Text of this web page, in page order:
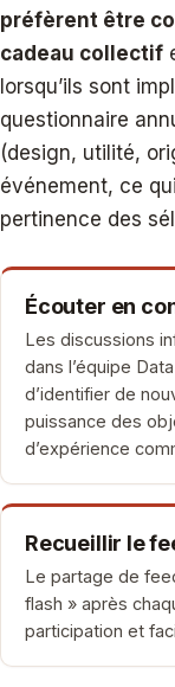
préfèrent être
cadeau collectif
lorsqu’ils sont
questionnaire
(design, utilité,
événement, ce
pertinence des
Écouter en
Les discussions
dans l’équipe
d’identifier de
puissance des
d’expérience
Recueillir le
Le partage de
flash » après
participation et